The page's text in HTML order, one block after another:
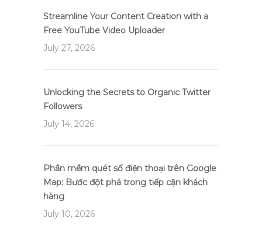
Streamline Your Content Creation with a
Free YouTube Video Uploader
July 27, 2026
Unlocking the Secrets to Organic Twitter
Followers
July 14, 2026
Phần mềm quét số điện thoại trên Google
Map: Bước đột phá trong tiếp cận khách
hàng
July 10, 2026